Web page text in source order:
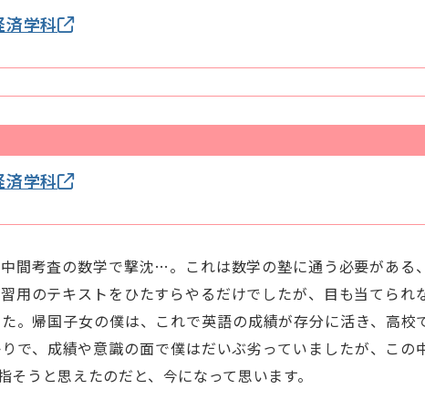
済学科
済学科
間考査の数学で撃沈…。これは数学の塾に通う必要がある
用のテキストをひたすらやるだけでしたが、目も当てられ
。帰国子女の僕は、これで英語の成績が存分に活き、高校
で、成績や意識の面で僕はだいぶ劣っていましたが、この
うと思えたのだと、今になって思います。